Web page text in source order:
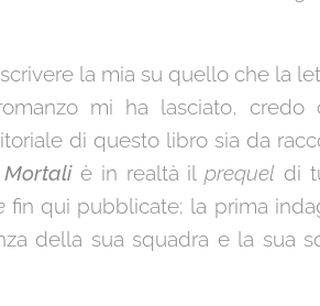
la mia su quello che la
mi ha lasciato, credo
di questo libro sia da
è in realtà ilprequel di
fin qui pubblicate; la prima
della sua squadra e la sua